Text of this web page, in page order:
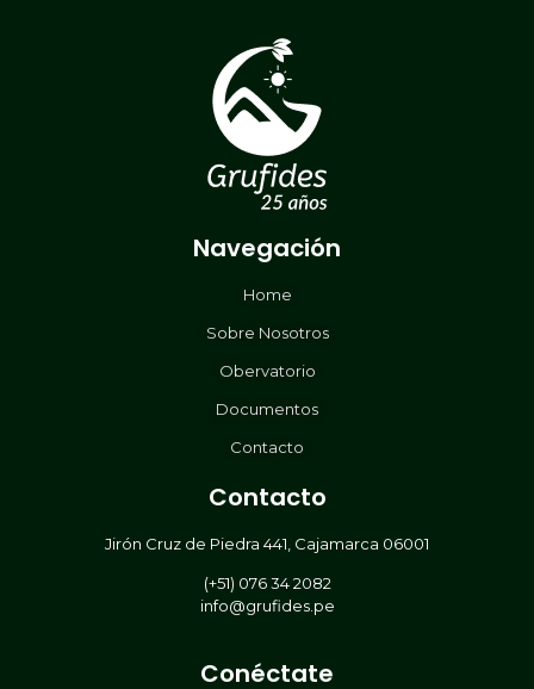
Navegación
Home
Sobre Nosotros
Obervatorio
Documentos
Contacto
Contacto
Jirón Cruz de Piedra 441, Cajamarca 06001
(+51) 076 34 2082
info@grufides.pe
Conéctate